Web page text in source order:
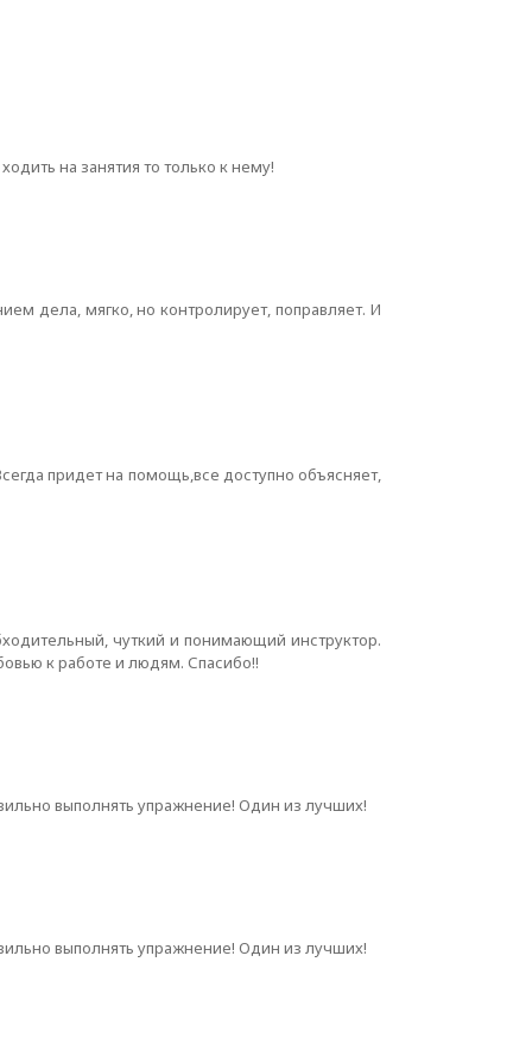
на занятия то только к нему!
дела, мягко, но контролирует, поправляет. И
придет на помощь,все доступно объясняет,
чуткий и понимающий инструктор.
к работе и людям. Спасибо!!
выполнять упражнение! Один из лучших!
выполнять упражнение! Один из лучших!